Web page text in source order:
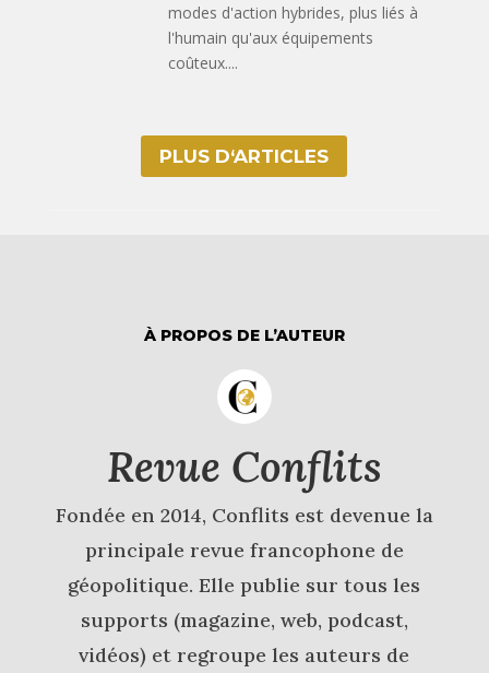
modes d'action hybrides, plus liés à
l'humain qu'aux équipements
coûteux....
PLUS D‘ARTICLES
À PROPOS DE L’AUTEUR
Revue Conflits
Fondée en 2014, Conflits est devenue la
principale revue francophone de
géopolitique. Elle publie sur tous les
supports (magazine, web, podcast,
vidéos) et regroupe les auteurs de